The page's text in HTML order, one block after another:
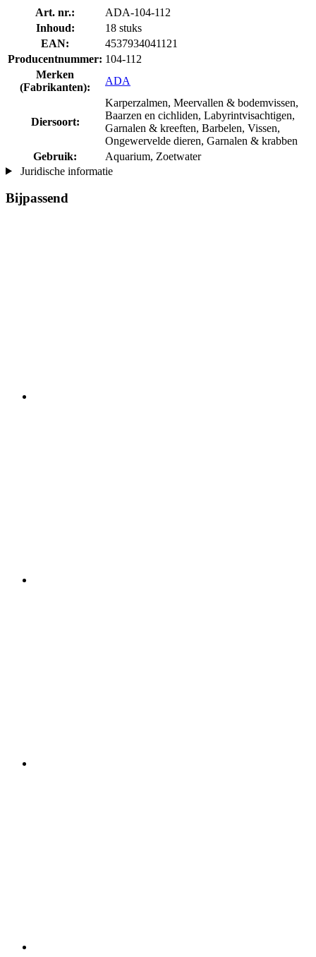
Art. nr.:
ADA-104-112
Inhoud:
18 stuks
EAN:
4537934041121
Producentnummer: 104-112
Merken
(Fabrikanten):
ADA
Diersoort:
Karperzalmen, Meervallen & bodemvissen,
Baarzen en cichliden, Labyrintvisachtigen,
Garnalen & kreeften, Barbelen, Vissen,
Ongewervelde dieren, Garnalen & krabben
Gebruik:
Aquarium, Zoetwater
Juridische informatie
Bijpassend